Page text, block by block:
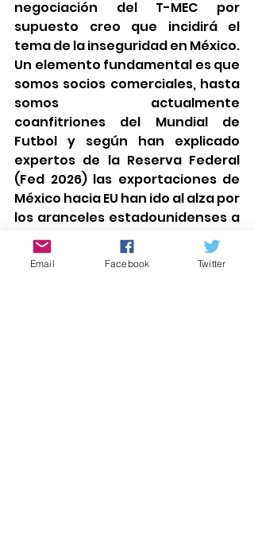
negociación del T-MEC por
supuesto creo que incidirá el
tema de la inseguridad en México.
Un elemento fundamental es que
somos socios comerciales, hasta
somos actualmente
coanfitriones del Mundial de
Futbol y según han explicado
expertos de la Reserva Federal
(Fed 2026) las exportaciones de
México hacia EU han ido al alza por
los aranceles estadounidenses a
China.
Todo esto seguramente se
Email Facebook Twitter